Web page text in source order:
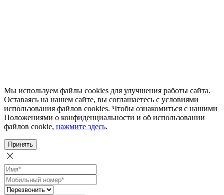
Мы используем файлы cookies для улучшения работы сайта.
Оставаясь на нашем сайте, вы соглашаетесь с условиями
использования файлов cookies. Чтобы ознакомиться с нашими
Положениями о конфиденциальности и об использовании
файлов cookie, нажмите здесь.
Принять